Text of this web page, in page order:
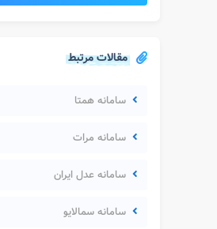
مقالات مرتبط
سامانه همتا
سامانه مرات
سامانه عدل ایران
سامانه سمالایو